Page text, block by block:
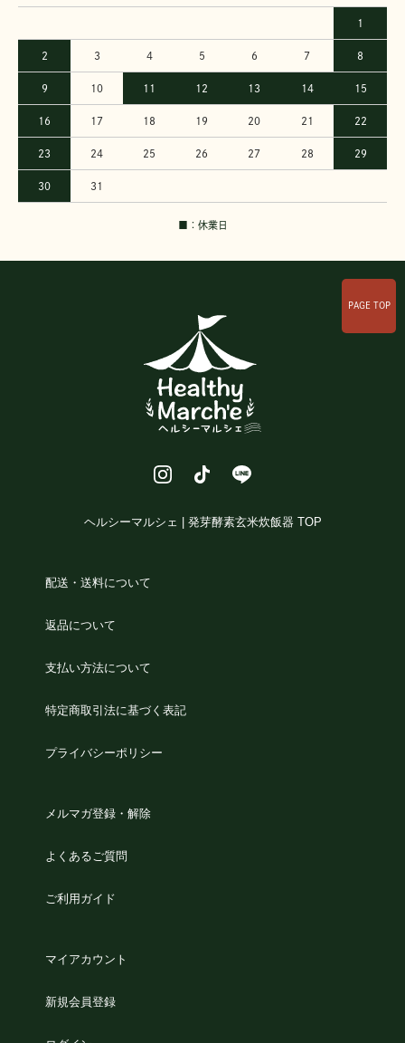
1
2 3 4 5 6 7 8
9 10 11 12 13 14 15
16 17 18 19 20 21 22
23 24 25 26 27 28 29
30 31
■：休業日
PAGE TOP
ヘルシーマルシェ | 発芽酵素玄米炊飯器 TOP
配送・送料について
返品について
支払い方法について
特定商取引法に基づく表記
プライバシーポリシー
メルマガ登録・解除
よくあるご質問
ご利用ガイド
マイアカウント
新規会員登録